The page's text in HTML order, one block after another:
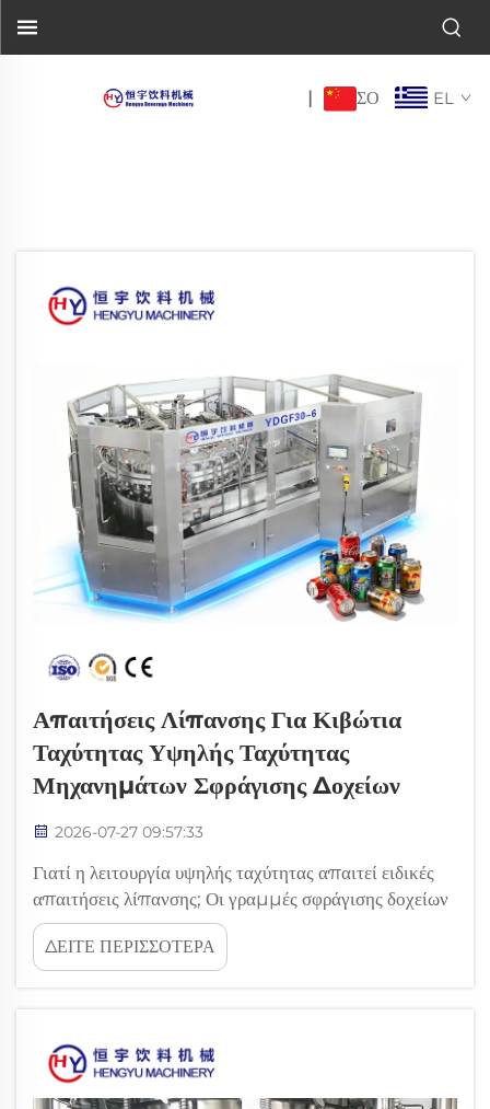
| ΣΟ EL
Απαιτήσεις Λίπανσης Για Κιβώτια
Ταχύτητας Υψηλής Ταχύτητας
Μηχανημάτων Σφράγισης Δοχείων
2026-07-27 09:57:33
Γιατί η λειτουργία υψηλής ταχύτητας απαιτεί ειδικές
απαιτήσεις λίπανσης; Οι γραμμές σφράγισης δοχείων
υψηλής ταχύτητας επιβάλλουν ακραίες μηχανικές και
θερμικές απαιτήσεις στα κιβώτια ταχυτήτων,
απαιτώντας στρατηγικές λίπανσης που υπερβαίνουν
ΔΕΙΤΕ ΠΕΡΙΣΣΟΤΕΡΑ